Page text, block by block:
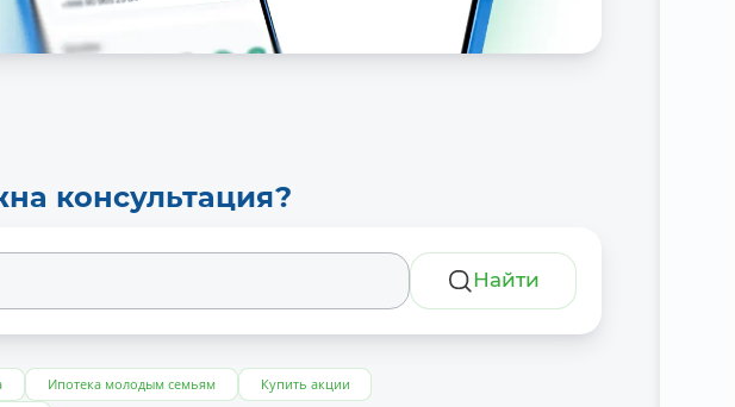
консультация?
Найти
Ипотека молодым семьям
Купить акции